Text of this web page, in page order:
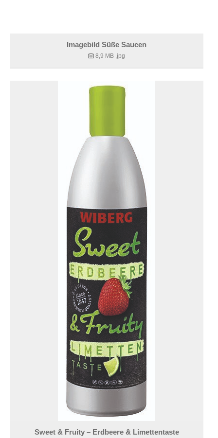
Imagebild Süße Saucen
8,9 MB .jpg
Sweet & Fruity – Erdbeere & Limettentaste